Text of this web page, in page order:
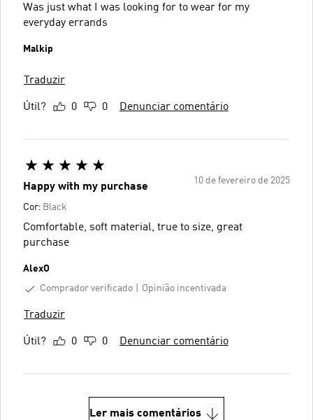
Was just what I was looking for to wear for my
everyday errands
Malkip
Traduzir
Útil? 0 0 Denunciar comentário
10 de fevereiro de 2025
Happy with my purchase
Cor: Black
Comfortable, soft material, true to size, great
purchase
AlexO
Comprador verificado
Opinião incentivada
Traduzir
Útil? 0 0 Denunciar comentário
Ler mais comentários